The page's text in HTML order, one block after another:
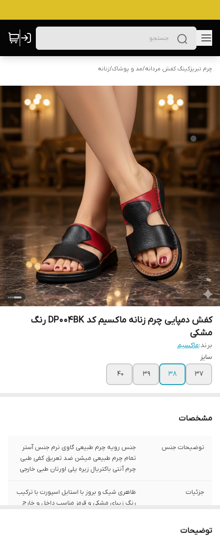
چرم تبریزکینگ کفش مردانه/مد و پوشاک/زنانه
کفش دمپایی چرم زنانه ماکسیم کد DP004BK رنگ
مشکی
برند:ماکسیم
سایز
37
38
39
40
مشخصات
توضیحات جنس
جنس رویه چرم طبیعی گاوی نرم جنس آستر
تمام چرم طبیعی میشن ضد تعریق کفی طبی
چرم آنتی باکتریال زیره پلی اورتان طبی خارجی
جزئیات
ظاهری شیک و بروز با استایل اسپورت با ترکیب
رنگ زیبای مشکی و قرمز مناسب داخل و خارج
کشور تولید کننده
توضیحات